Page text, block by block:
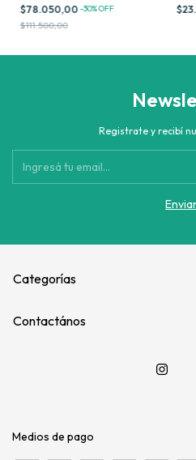
$78.050,00 -30%OFF
$111.500,00
Registrate y recibí
Categorías
Contactános
Medios de pago